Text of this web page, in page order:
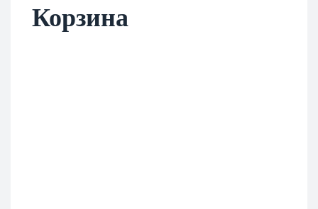
Корзина